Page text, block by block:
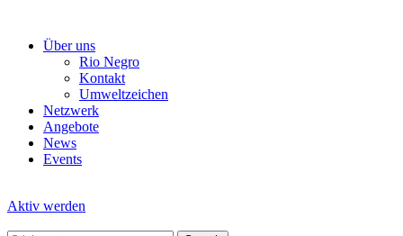
Über uns
Rio Negro
Kontakt
Umweltzeichen
Netzwerk
Angebote
News
Events
Aktiv werden